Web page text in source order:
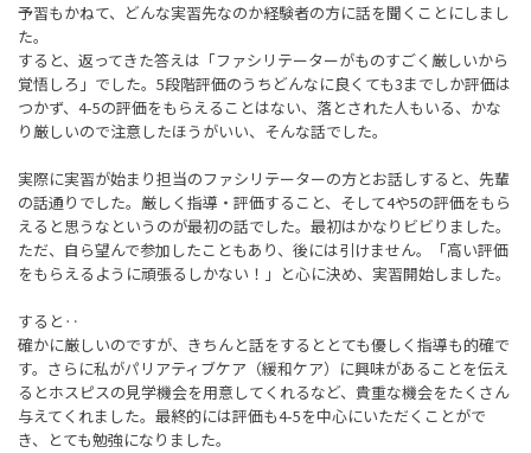
予習もかねて、どんな実習先なのか経験者の方に話を聞くことにしまし
た。
すると、返ってきた答えは「ファシリテーターがものすごく厳しいから
覚悟しろ」でした。5段階評価のうちどんなに良くても3までしか評価は
つかず、4-5の評価をもらえることはない、落とされた人もいる、かな
り厳しいので注意したほうがいい、そんな話でした。
実際に実習が始まり担当のファシリテーターの方とお話しすると、先輩
の話通りでした。厳しく指導・評価すること、そして4や5の評価をもら
えると思うなというのが最初の話でした。最初はかなりビビりました。
ただ、自ら望んで参加したこともあり、後には引けません。「高い評価
をもらえるように頑張るしかない！」と心に決め、実習開始しました。
すると‥
確かに厳しいのですが、きちんと話をするととても優しく指導も的確で
す。さらに私がパリアティブケア（緩和ケア）に興味があることを伝え
るとホスピスの見学機会を用意してくれるなど、貴重な機会をたくさん
与えてくれました。最終的には評価も4-5を中心にいただくことがで
き、とても勉強になりました。